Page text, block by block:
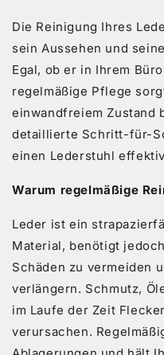
Die Reinigung Ihres
sein Aussehen und
Egal, ob er in Ihrem
regelmäßige Pflege
einwandfreiem Zustand
detaillierte Schritt-für-
einen Lederstuhl
Warum regelmäßige
Leder ist ein
Material, benötigt
Schäden zu vermeiden
verlängern. Schmutz,
im Laufe der Zeit
verursachen.